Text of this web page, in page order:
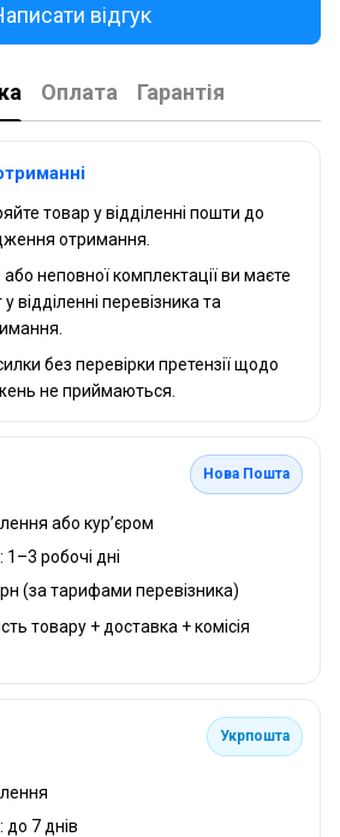
відгук
Оплата Гарантія
товар у відділенні пошти до
отримання.
неповної комплектації ви маєте
відділенні перевізника та
без перевірки претензії щодо
не приймаються.
Нова Пошта
або кур’єром
робочі дні
(за тарифами перевізника)
товару + доставка + комісія
Укрпошта
до 7 днів